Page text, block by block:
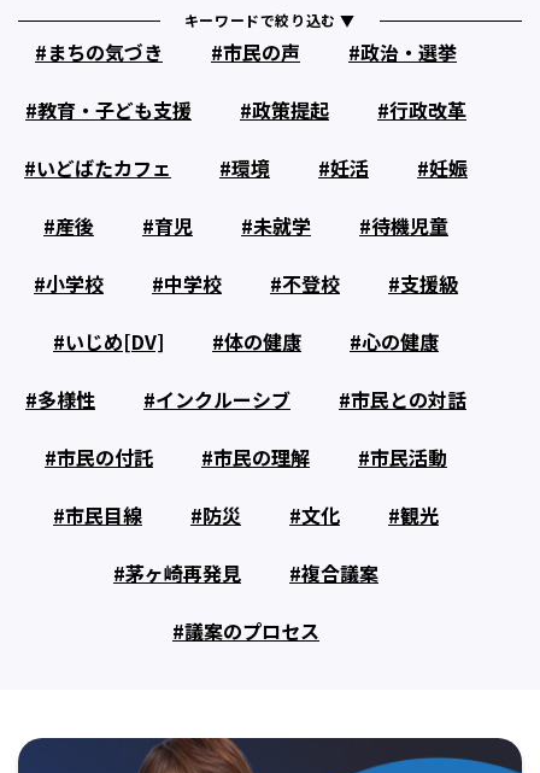
キーワードで絞り込む ▼
まちの気づき 市民の声
政治・選挙
教育・子ども支援
政策提起
行政改革
いどばたカフェ
環境 妊活
妊娠
産後
育児 未就学
待機児童
小学校
中学校 不登校
支援級
いじめ[DV]
体の健康
心の健康
多様性
インクルーシブ
市民との対話
市民の付託
市民の理解
市民活動
市民目線
防災 文化
観光
茅ヶ崎再発見
複合議案
議案のプロセス